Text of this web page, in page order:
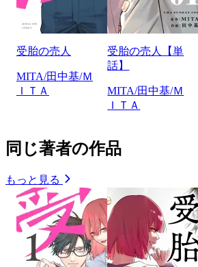
受胎の売人
MITA/田中基/Ｍ
ＩＴＡ
受胎の売人【単
話】
MITA/田中基/Ｍ
ＩＴＡ
同じ著者の作品
もっと見る